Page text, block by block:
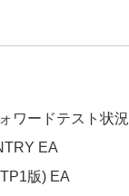
ワードテスト状況
EA
版) EA